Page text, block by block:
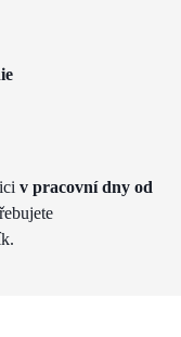
v pracovní dny od